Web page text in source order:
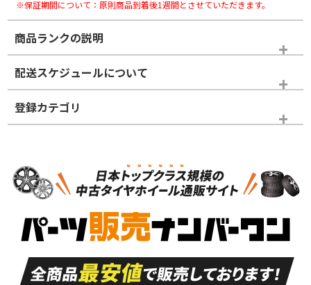
※保証期間について：原則商品到着後1週間とさせていただきます。
商品ランクの説明
※商品ランクは出品者の主観により判断しておりますので、あら
かじめご了承ください。
ホイールランク
S
品）
S
新車外し品（新古
付き
A
走行距離も少なく、
目立つ傷もほとんど
ない中古品
A
走行距離も少なく、
非常に状態の良い中
古品
配送スケジュールについて
登録カテゴリ
スタッドレスタイヤホイールセット